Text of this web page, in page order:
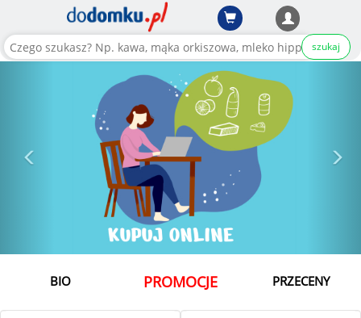
szukaj
BIO PROMOCJE PRZECENY